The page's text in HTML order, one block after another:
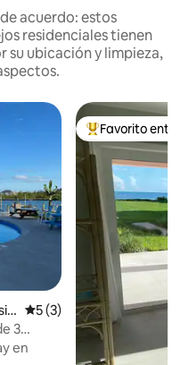
acuerdo: estos
residenciales tienen
su ubicación y limpieza,
Calificación promedio: 5
5 (3)
3
en
Favorito entre
Favorito entre